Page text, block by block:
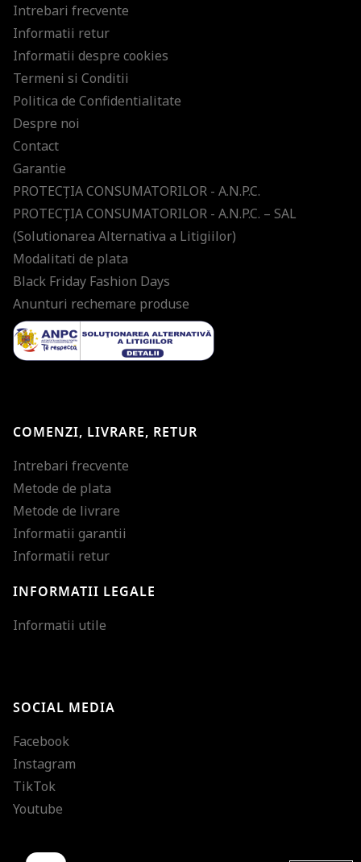
Intrebari frecvente
Informatii retur
Informatii despre cookies
Termeni si Conditii
Politica de Confidentialitate
Despre noi
Contact
Garantie
PROTECŢIA CONSUMATORILOR - A.N.P.C.
PROTECŢIA CONSUMATORILOR - A.N.P.C. – SAL
(Solutionarea Alternativa a Litigiilor)
Modalitati de plata
Black Friday Fashion Days
Anunturi rechemare produse
COMENZI, LIVRARE, RETUR
Intrebari frecvente
Metode de plata
Metode de livrare
Informatii garantii
Informatii retur
INFORMATII LEGALE
Informatii utile
SOCIAL MEDIA
Facebook
Instagram
TikTok
Youtube